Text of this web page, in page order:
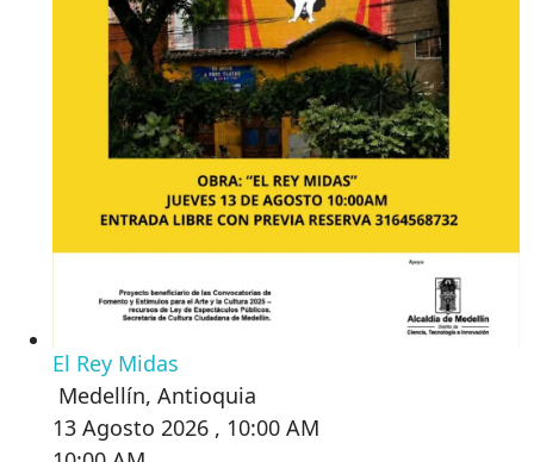
El Rey Midas
Medellín, Antioquia
13 Agosto 2026 , 10:00 AM